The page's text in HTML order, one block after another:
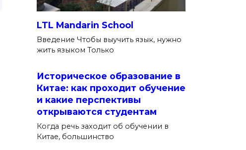
LTL Mandarin School
Введение Чтобы выучить язык, нужно
жить языком Только
Историческое образование в
Китае: как проходит обучение
и какие перспективы
открываются студентам
Когда речь заходит об обучении в
Китае, большинство